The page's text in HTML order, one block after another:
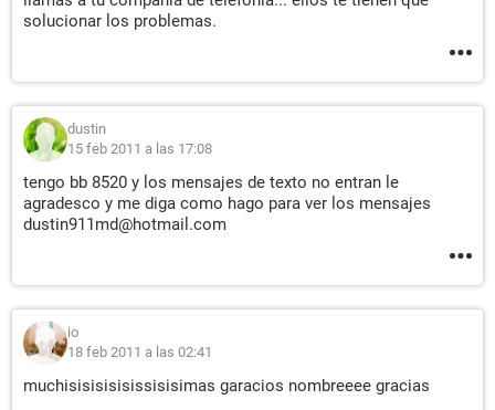
solucionar los problemas.
dustin
15 feb 2011 a las 17:08
tengo bb 8520 y los mensajes de texto no entran le
agradesco y me diga como hago para ver los mensajes
dustin911md@hotmail.com
io
18 feb 2011 a las 02:41
muchisisisisisissisisimas garacios nombreeee gracias